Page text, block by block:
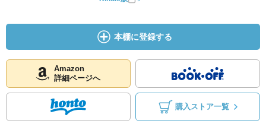
本棚に登録する
Amazon
詳細ページへ
購入ストア一覧